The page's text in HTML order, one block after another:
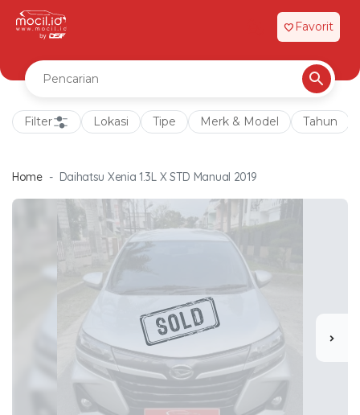
favorite Favorit
Filter Lokasi Tipe Merk & Model Tahun
Home Daihatsu Xenia 1.3L X STD Manual 2019
chevron_right